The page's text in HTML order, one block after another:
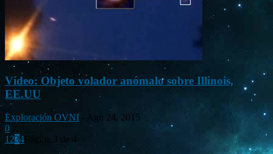
Vídeo: Objeto volador anómalo sobre Illinois,
EE.UU
Exploración OVNI - Ago 24, 2015
0
1 234 Página 3 de 4